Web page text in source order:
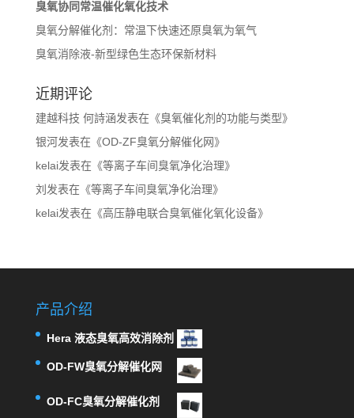
臭氧协同常温催化氧化技术
臭氧分解催化剂：常温下快速还原臭氧为氧气
臭氧消除液-新型绿色生态环保新材料
近期评论
建越科技 何詩涵发表在《臭氧催化剂的功能与类型》
银河发表在《OD-ZF臭氧分解催化网》
kelai发表在《等离子车间臭氧净化治理》
刘 发表在《等离子车间臭氧净化治理》
kelai发表在《高压静电联合臭氧催化氧化设备》
产品介绍
Hera 液态臭氧高效消除剂
OD-FW臭氧分解催化网
OD-FC臭氧分解催化剂